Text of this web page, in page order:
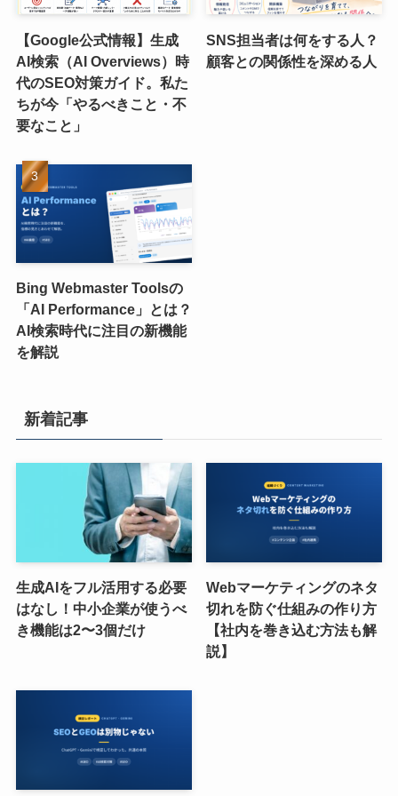
【Google公式情報】生成
AI検索（AI Overviews）時
代のSEO対策ガイド。私た
ちが今「やるべきこと・不
要なこと」
SNS担当者は何をする人？
顧客との関係性を深める人
Bing Webmaster Toolsの
「AI Performance」とは？
AI検索時代に注目の新機能
を解説
新着記事
生成AIをフル活用する必要
はなし！中小企業が使うべ
き機能は2〜3個だけ
Webマーケティングのネタ
切れを防ぐ仕組みの作り方
【社内を巻き込む方法も解
説】